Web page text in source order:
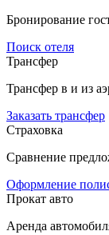
Бронирование
Поиск отеля
Трансфер
Трансфер в и из
Заказать трансфер
Страховка
Сравнение
Оформление
Прокат авто
Аренда